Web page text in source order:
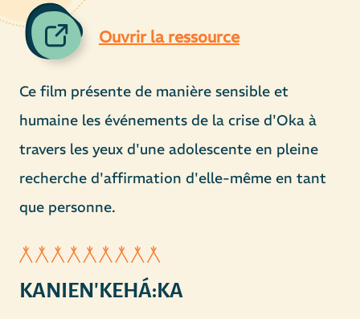
Ouvrir la ressource
Ce film présente de manière sensible et
humaine les événements de la crise d'Oka à
travers les yeux d'une adolescente en pleine
recherche d'affirmation d'elle-même en tant
que personne.
KANIEN'KEHÁ:KA